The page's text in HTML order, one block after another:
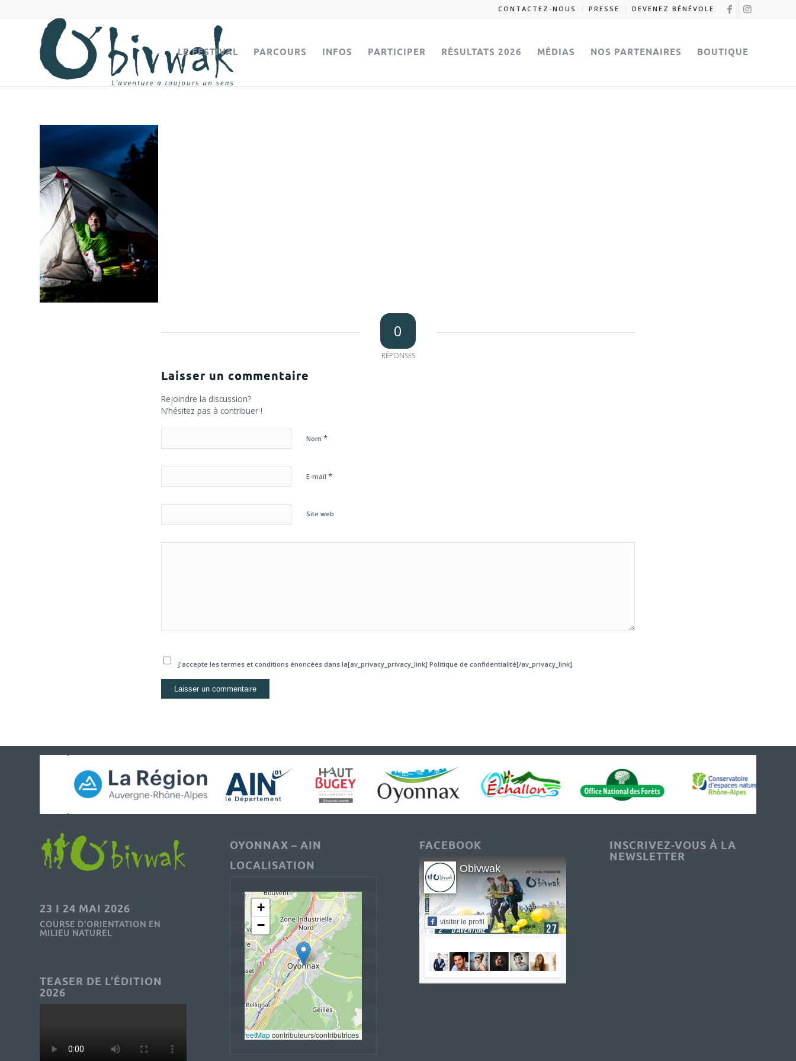
CONTACTEZ-NOUS PRESSE DEVENEZ BÉNÉVOLE
LE FESTIVAL PARCOURS INFOS PARTICIPER RÉSULTATS 2026 MÉDIAS NOS PARTENAIRES BOUTIQUE
0
RÉPONSES
Laisser un commentaire
Rejoindre la discussion?
N’hésitez pas à contribuer !
Nom *
E-mail *
Site web
J'accepte les termes et conditions énoncées dans la[av_privacy_privacy_link] Politique de confidentialité[/av_privacy_link].
23 I 24 MAI 2026
COURSE D’ORIENTATION EN
MILIEU NATUREL
TEASER DE L’ÉDITION
2026
OYONNAX – AIN
LOCALISATION
+
−
OpenStreetMap contributeurs/contributrices
FACEBOOK
Obivwak
visiter le profil
INSCRIVEZ-VOUS À LA
NEWSLETTER